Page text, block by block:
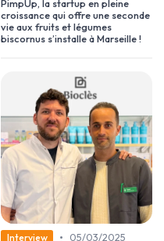
PimpUp, la startup en pleine
croissance qui offre une seconde
vie aux fruits et légumes
biscornus s’installe à Marseille !
Interview •
05/03/2025